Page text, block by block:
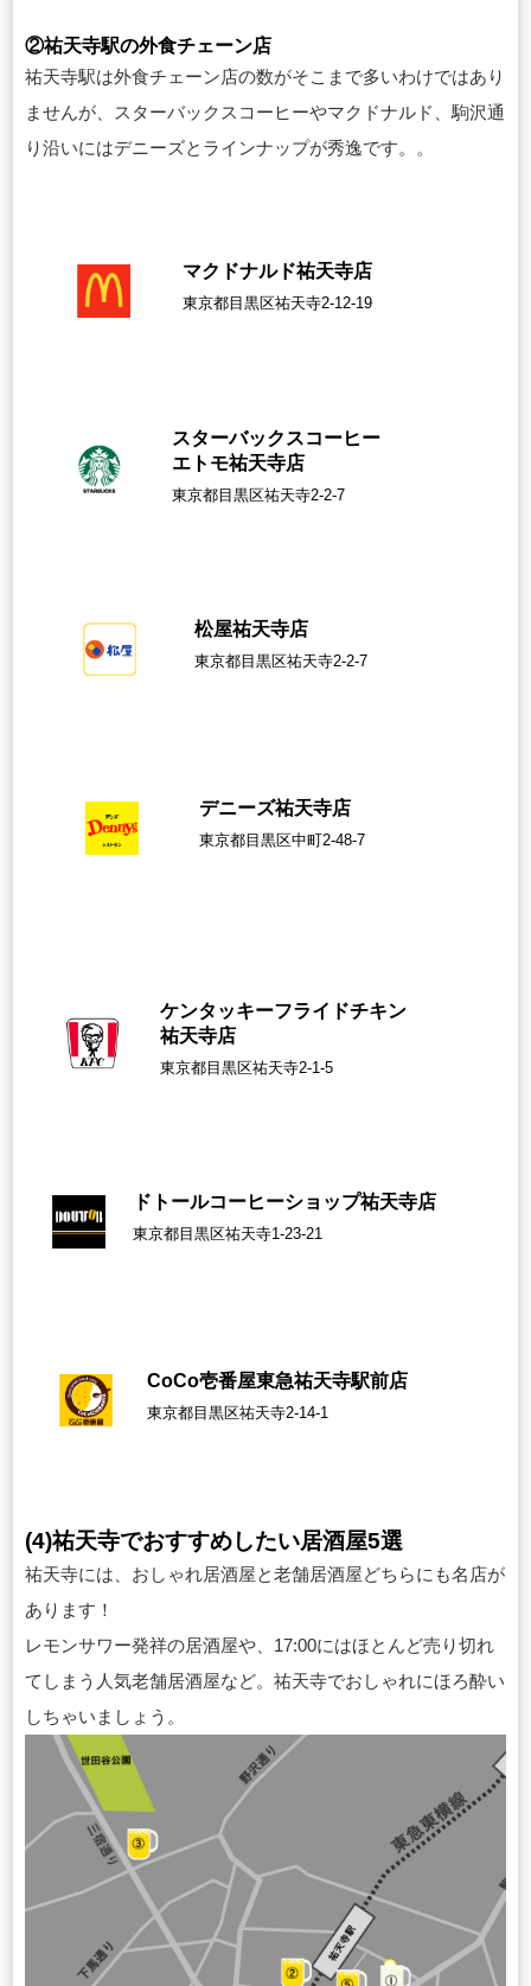
②祐天寺駅の外食チェーン店
祐天寺駅は外食チェーン店の数がそこまで多いわけではあり
ませんが、スターバックスコーヒーやマクドナルド、駒沢通
り沿いにはデニーズとラインナップが秀逸です。。
マクドナルド祐天寺店
東京都目黒区祐天寺2-12-19
スターバックスコーヒー
エトモ祐天寺店
東京都目黒区祐天寺2-2-7
松屋祐天寺店
東京都目黒区祐天寺2-2-7
デニーズ祐天寺店
東京都目黒区中町2-48-7
ケンタッキーフライドチキン
祐天寺店
東京都目黒区祐天寺2-1-5
ドトールコーヒーショップ祐天寺店
東京都目黒区祐天寺1-23-21
CoCo壱番屋東急祐天寺駅前店
東京都目黒区祐天寺2-14-1
(4)祐天寺でおすすめしたい居酒屋5選
祐天寺には、おしゃれ居酒屋と老舗居酒屋どちらにも名店が
あります！
レモンサワー発祥の居酒屋や、17:00にはほとんど売り切れ
てしまう人気老舗居酒屋など。祐天寺でおしゃれにほろ酔い
しちゃいましょう。